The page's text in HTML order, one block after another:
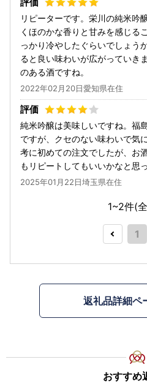
リピーターです。栄川の純米吟
くほのかな香りと甘みを感じる
っかり冷やしたぐらいでしょう
ると良い味わいが広がっていき
のある酒ですね。
2022年02月20日愛知県在住
純米吟醸は美味しいですね。福
ですが、クセのない味わいで気
考に初めての注文でしたが、お
もリピートしてもいいかなと思
2025年01月22日埼玉県在住
1~2件(全
1
返礼品詳細ペ
おすすめ